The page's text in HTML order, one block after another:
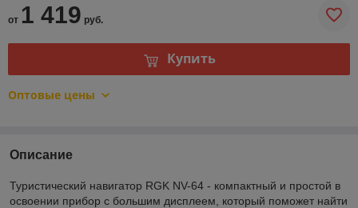
от 1 419 руб.
Купить
Оптовые цены
Описание
Туристический навигатор RGK NV-64 - компактный и простой в
освоении прибор с большим дисплеем, который поможет найти